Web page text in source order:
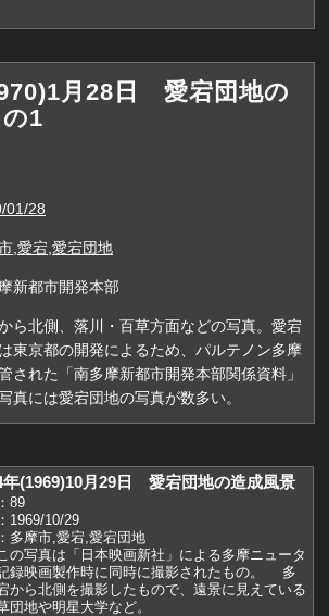
月28日 愛宕団地の
1
01/28
,愛宕,愛宕団地
新都市開発本部
ら北側、落川・百草方面などの写真。愛宕
東京都の開発によるため、パルテノン多摩
された「南多摩新都市開発本部関係資料」
真には愛宕団地の写真が数多い。
年(1969)10月29日 愛宕団地の造成風景
89
1969/10/29
多摩市,愛宕,愛宕団地
の写真は「日本映画新社」による多摩ニュータ
録映画製作時に同時に撮影されたもの。 多
から北側を撮影したもので、遠景に見えている
団地や明星大学など。